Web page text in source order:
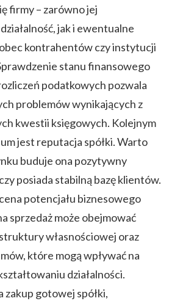
firmy – zarówno jej
jak i ewentualne
kontrahentów czy instytucji
stanu finansowego
podatkowych pozwala
problemów wynikających z
kwestii księgowych. Kolejnym
jest reputacja spółki. Warto
buduje ona pozytywny
posiada stabilną bazę klientów.
potencjału biznesowego
sprzedaż może obejmować
własnościowej oraz
które mogą wpływać na
działalności.
zakup gotowej spółki,